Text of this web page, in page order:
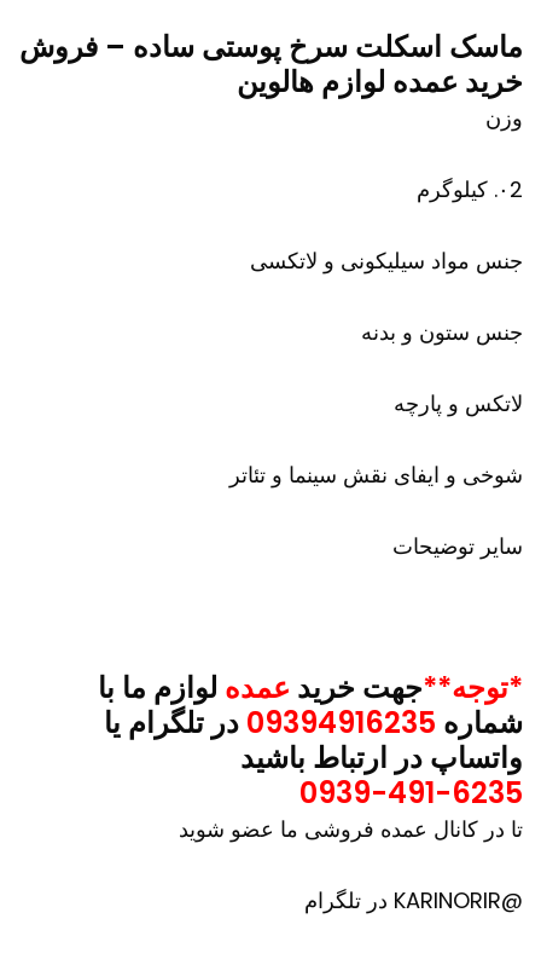
ماسک اسکلت سرخ پوستی ساده – فروش
خرید عمده لوازم هالوین
وزن
۰2. کیلوگرم
جنس مواد سیلیکونی و لاتکسی
جنس ستون و بدنه
لاتکس و پارچه
شوخی و ایفای نقش سینما و تئاتر
سایر توضیحات
*توجه**جهت خرید عمده لوازم ما با
شماره
در تلگرام یا
واتساپ در ارتباط باشید
0939-491-6235
تا در کانال عمده فروشی ما عضو شوید
@KARINORIR در تلگرام